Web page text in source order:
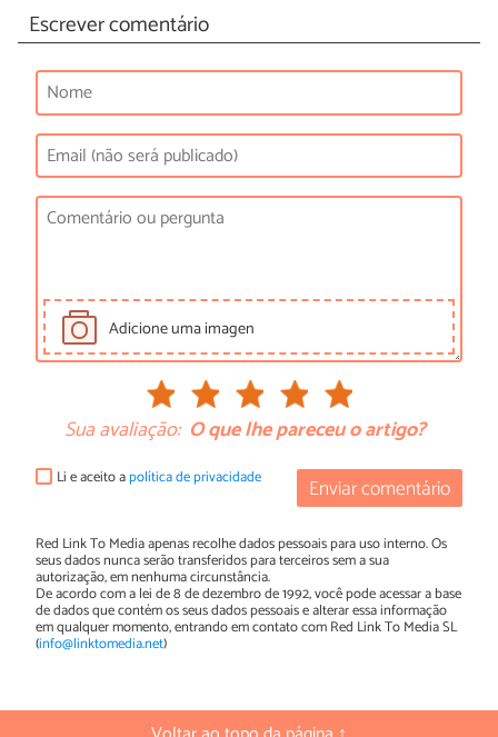
Escrever comentário
Adicione uma imagen
Sua avaliação: O que lhe pareceu o artigo?
Enviar comentário
Li e aceito apolítica de privacidade
Red Link To Media apenas recolhe dados pessoais para uso interno. Os
seus dados nunca serão transferidos para terceiros sem a sua
autorização, em nenhuma circunstância.
De acordo com a lei de 8 de dezembro de 1992, você pode acessar a base
de dados que contém os seus dados pessoais e alterar essa informação
em qualquer momento, entrando em contato com Red Link To Media SL
(info@linktomedia.net)